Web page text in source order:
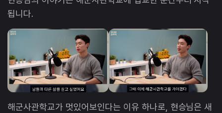
됩니다.
해군사관학교가 멋있어보인다는 이유 하나로, 현승님은 새